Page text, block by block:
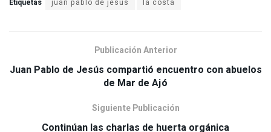
Etiquetas juan pablo de jesus la costa
Publicación Anterior
Juan Pablo de Jesús compartió encuentro con abuelos
Siguiente Publicación